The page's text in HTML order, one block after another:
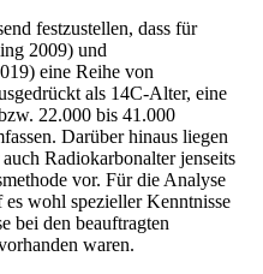
festzustellen, dass für
2009) und
eine Reihe von
als 14C-Alter, eine
22.000 bis 41.000
Darüber hinaus liegen
Radiokarbonalter jenseits
vor. Für die Analyse
wohl spezieller Kenntnisse
bei den beauftragten
waren.